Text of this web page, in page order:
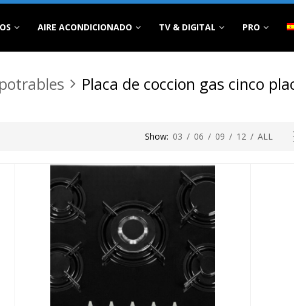
AIRE ACONDICIONADO TV & DIGITAL PRO
Placa de coccion gas cinco
Show: 03 / 06 / 09 / 12 / ALL